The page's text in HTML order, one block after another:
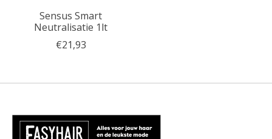
Sensus Smart
Neutralisatie 1lt
€21,93